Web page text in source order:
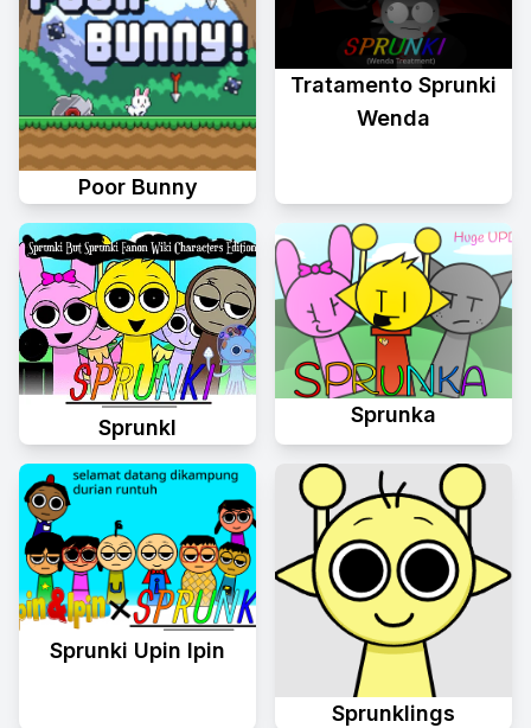
Poor Bunny
Tratamento Sprunki
Wenda
Sprunkl
Sprunka
Sprunki Upin Ipin
Sprunklings